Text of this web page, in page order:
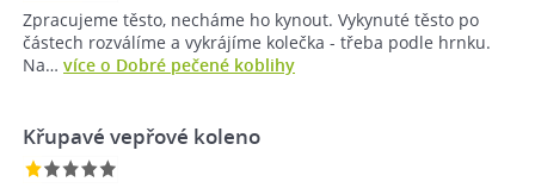
Zpracujeme těsto, necháme ho kynout. Vykynuté těsto po
částech rozválíme a vykrájíme kolečka - třeba podle hrnku.
Na… více o Dobré pečené koblihy
Křupavé vepřové koleno